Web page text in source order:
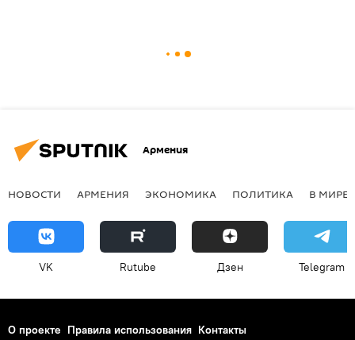
Армения
НОВОСТИ АРМЕНИЯ ЭКОНОМИКА ПОЛИТИКА В МИРЕ
VK Rutube Дзен Telegram
О проекте Правила использования Контакты